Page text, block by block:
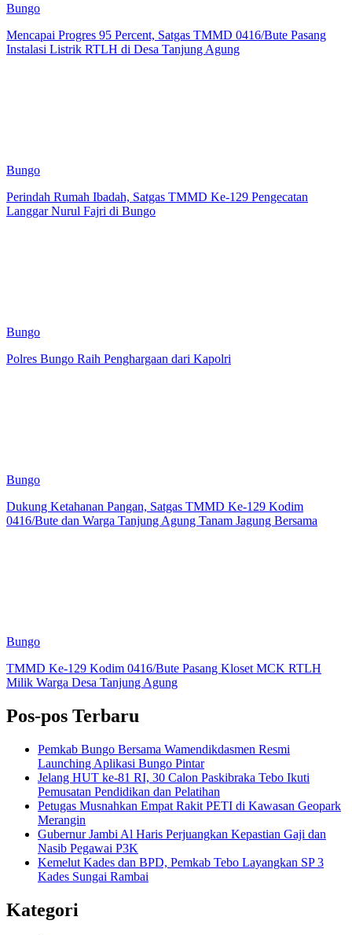
Bungo
Mencapai Progres 95 Percent, Satgas TMMD 0416/Bute Pasang
Instalasi Listrik RTLH di Desa Tanjung Agung
Bungo
Perindah Rumah Ibadah, Satgas TMMD Ke-129 Pengecatan
Langgar Nurul Fajri di Bungo
Bungo
Polres Bungo Raih Penghargaan dari Kapolri
Bungo
Dukung Ketahanan Pangan, Satgas TMMD Ke-129 Kodim
0416/Bute dan Warga Tanjung Agung Tanam Jagung Bersama
Bungo
TMMD Ke-129 Kodim 0416/Bute Pasang Kloset MCK RTLH
Milik Warga Desa Tanjung Agung
Pos-pos Terbaru
Pemkab Bungo Bersama Wamendikdasmen Resmi
Launching Aplikasi Bungo Pintar
Jelang HUT ke-81 RI, 30 Calon Paskibraka Tebo Ikuti
Pemusatan Pendidikan dan Pelatihan
Petugas Musnahkan Empat Rakit PETI di Kawasan Geopark
Merangin
Gubernur Jambi Al Haris Perjuangkan Kepastian Gaji dan
Nasib Pegawai P3K
Kemelut Kades dan BPD, Pemkab Tebo Layangkan SP 3
Kades Sungai Rambai
Kategori